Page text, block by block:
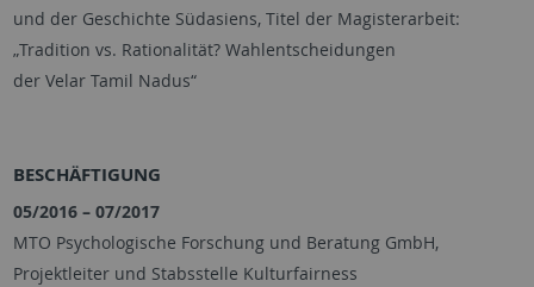
und der Geschichte Südasiens, Titel der Magisterarbeit:
„Tradition vs. Rationalität? Wahlentscheidungen
der Velar Tamil Nadus“
BESCHÄFTIGUNG
05/2016 – 07/2017
MTO Psychologische Forschung und Beratung GmbH,
Projektleiter und Stabsstelle Kulturfairness